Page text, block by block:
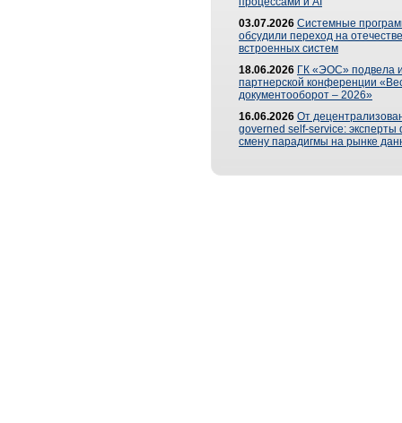
03.07.2026 Системные
обсудили переход на
встроенных систем
18.06.2026 ГК «ЭОС» подвела
партнерской конференции
документооборот – 2026»
16.06.2026 От
governed self-service: эксперты
смену парадигмы на рынке